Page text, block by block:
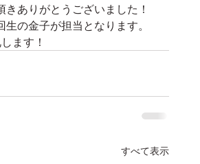
きありがとうございました！
生の金子が担当となります。
ます！
すべて表示